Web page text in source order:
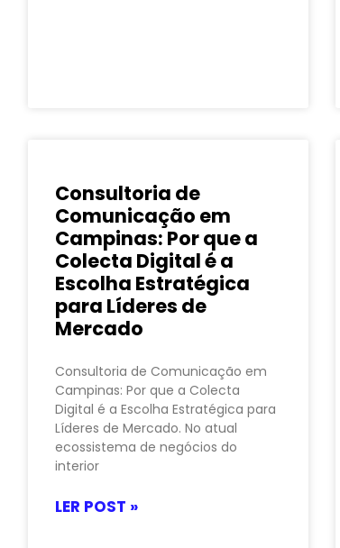
Consultoria de
Comunicação em
Campinas: Por que a
Colecta Digital é a
Escolha Estratégica
para Líderes de
Mercado
Consultoria de Comunicação em
Campinas: Por que a Colecta
Digital é a Escolha Estratégica para
Líderes de Mercado. No atual
ecossistema de negócios do
interior
LER POST »